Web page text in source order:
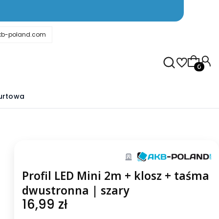
poland.com
Profil LED Mini 2m + klosz + taśma
dwustronna | szary
Cena
16,99 zł